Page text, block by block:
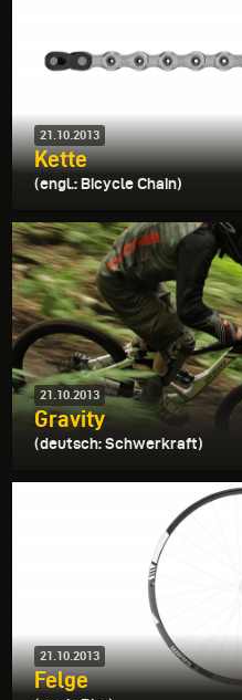
21.10.2013
Kette
(engl.: Bicycle Chain)
21.10.2013
Gravity
(deutsch: Schwerkraft)
21.10.2013
Felge